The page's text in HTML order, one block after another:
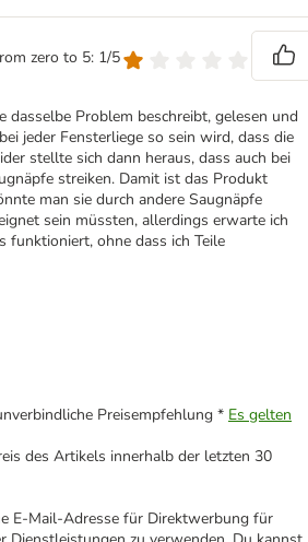
zero to 5: 1/5
dasselbe Problem beschreibt, gelesen und
jeder Fensterliege so sein wird, dass die
stellte sich dann heraus, dass auch bei
streiken. Damit ist das Produkt
man sie durch andere Saugnäpfe
sein müssten, allerdings erwarte ich
funktioniert, ohne dass ich Teile
Preisempfehlung * Es gelten
des Artikels innerhalb der letzten 30
E-Mail-Adresse für Direktwerbung für